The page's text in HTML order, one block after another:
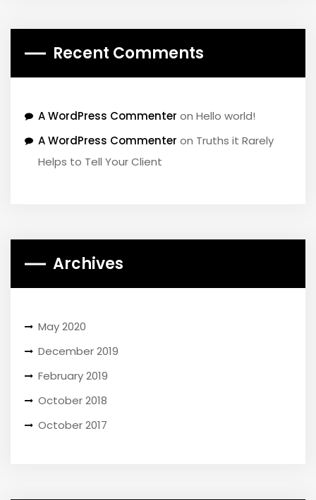
Recent Comments
A WordPress Commenter on Hello world!
A WordPress Commenter on Truths it Rarely
Helps to Tell Your Client
Archives
May 2020
December 2019
February 2019
October 2018
October 2017